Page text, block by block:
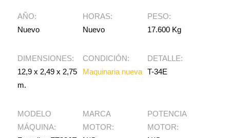
AÑO:
Nuevo
HORAS:
Nuevo
PESO:
17.600 Kg
DIMENSIONES:
12,9 x 2,49 x 2,75
m.
CONDICIÓN:
Maquinaria nueva
DETALLE:
T-34E
MODELO
MÁQUINA:
MARCA
MOTOR:
POTENCIA
MOTOR: